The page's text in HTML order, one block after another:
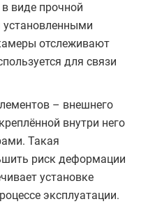
виде прочной
установленными
отслеживают
для связи
– внешнего
внутри него
Такая
риск деформации
установке
эксплуатации.